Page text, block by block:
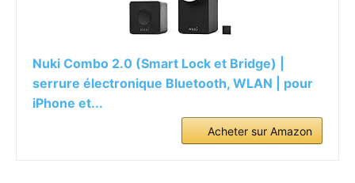
Nuki Combo 2.0 (Smart Lock et Bridge) |
serrure électronique Bluetooth, WLAN | pour
iPhone et...
Acheter sur Amazon